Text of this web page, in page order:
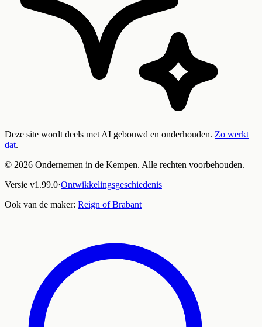
Deze site wordt deels met AI gebouwd en onderhouden. Zo werkt
dat.
© 2026 Ondernemen in de Kempen. Alle rechten voorbehouden.
Versie v1.99.0·Ontwikkelingsgeschiedenis
Ook van de maker: Reign of Brabant